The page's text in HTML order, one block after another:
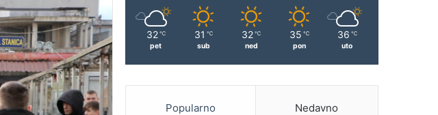
32 ℃
pet
31 ℃
sub
32 ℃
ned
35 ℃
pon
36 ℃
uto
Popularno Nedavno